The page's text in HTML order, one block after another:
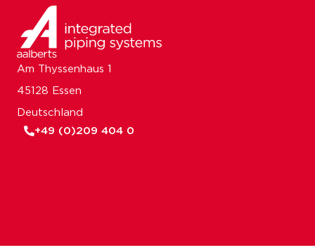
Am Thyssenhaus 1
45128 Essen
Deutschland
+49 (0)209 404 0